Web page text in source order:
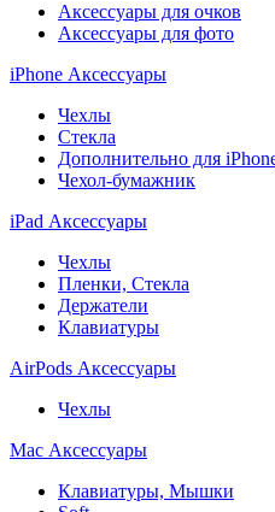
Аксессуары для очков
Аксессуары для фото
iPhone Аксессуары
Чехлы
Стекла
Дополнительно для
Чехол-бумажник
iPad Аксессуары
Чехлы
Пленки, Стекла
Держатели
Клавиатуры
AirPods Аксессуары
Чехлы
Mac Аксессуары
Клавиатуры, Мышки